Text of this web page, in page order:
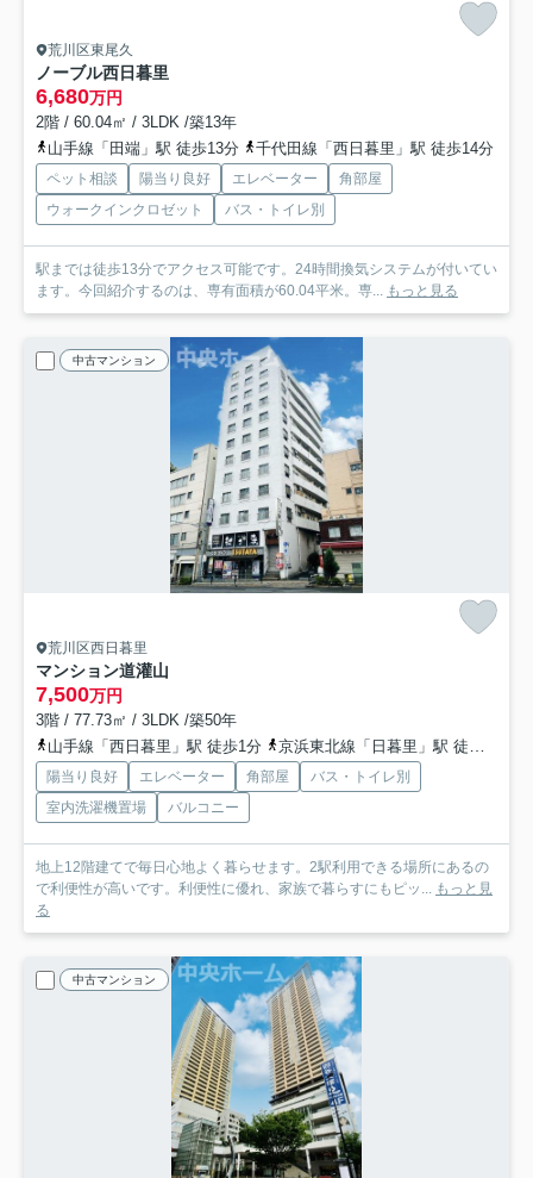
荒川区東尾久
ノーブル西日暮里
6,680万円
2階 / 60.04㎡ / 3LDK /築13年
山手線「田端」駅 徒歩13分
千代田線「西日暮里」駅 徒歩14分
ペット相談 陽当り良好 エレベーター
角部屋
ウォークインクロゼット
バス・トイレ別
駅までは徒歩13分でアクセス可能です。24時間換気システムが付いてい
ます。今回紹介するのは、専有面積が60.04平米。専... もっと見る
中古マンション
荒川区西日暮里
マンション道灌山
7,500万円
3階 / 77.73㎡ / 3LDK /築50年
山手線「西日暮里」駅 徒歩1分
京浜東北線「日暮里」駅 徒歩10分
陽当り良好 エレベーター 角部屋
バス・トイレ別
室内洗濯機置場
バルコニー
地上12階建てで毎日心地よく暮らせます。2駅利用できる場所にあるの
で利便性が高いです。利便性に優れ、家族で暮らすにもピッ... もっと見
る
中古マンション